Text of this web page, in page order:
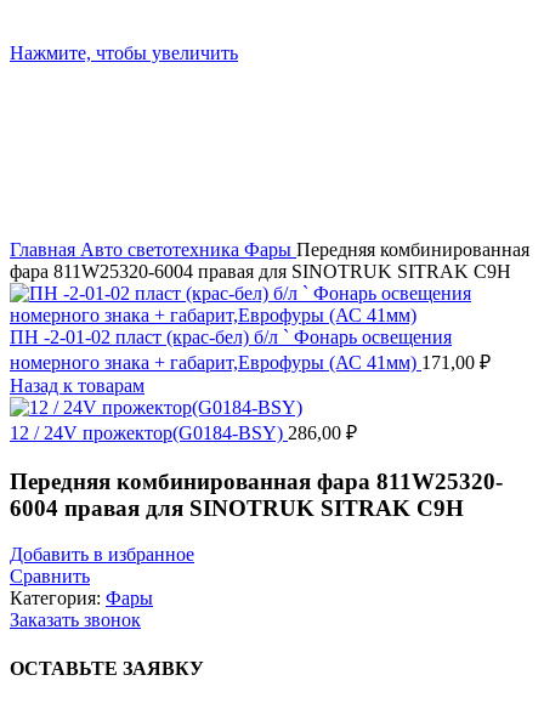
Нажмите, чтобы увеличить
Главная Авто светотехника Фары Передняя комбинированная
фара 811W25320-6004 правая для SINOTRUK SITRAK C9H
ПН -2-01-02 пласт (крас-бел) б/л ` Фонарь освещения
номерного знака + габарит,Еврофуры (АС 41мм) 171,00 ₽
Назад к товарам
12 / 24V прожектор(G0184-BSY) 286,00 ₽
Передняя комбинированная фара 811W25320-
6004 правая для SINOTRUK SITRAK C9H
Добавить в избранное
Сравнить
Категория: Фары
Заказать звонок
ОСТАВЬТЕ ЗАЯВКУ